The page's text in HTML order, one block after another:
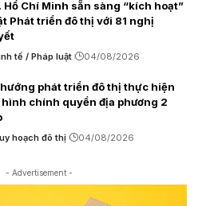
Hồ Chí Minh sẵn sàng “kích hoạt”
Phát triển đô thị với 81 nghị
tế / Pháp luật 04/08/2026
phát triển đô thị thực hiện
hình chính quyền địa phương 2
hoạch đô thị 04/08/2026
- Advertisement -